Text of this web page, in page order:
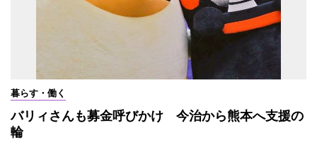
暮らす・働く
バリィさんも募金呼びかけ 今治から熊本へ支援の
輪